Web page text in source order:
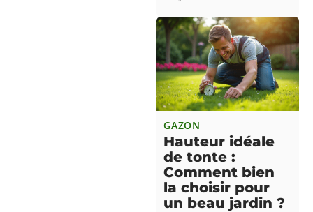
GAZON
Hauteur idéale
de tonte :
Comment bien
la choisir pour
un beau jardin ?